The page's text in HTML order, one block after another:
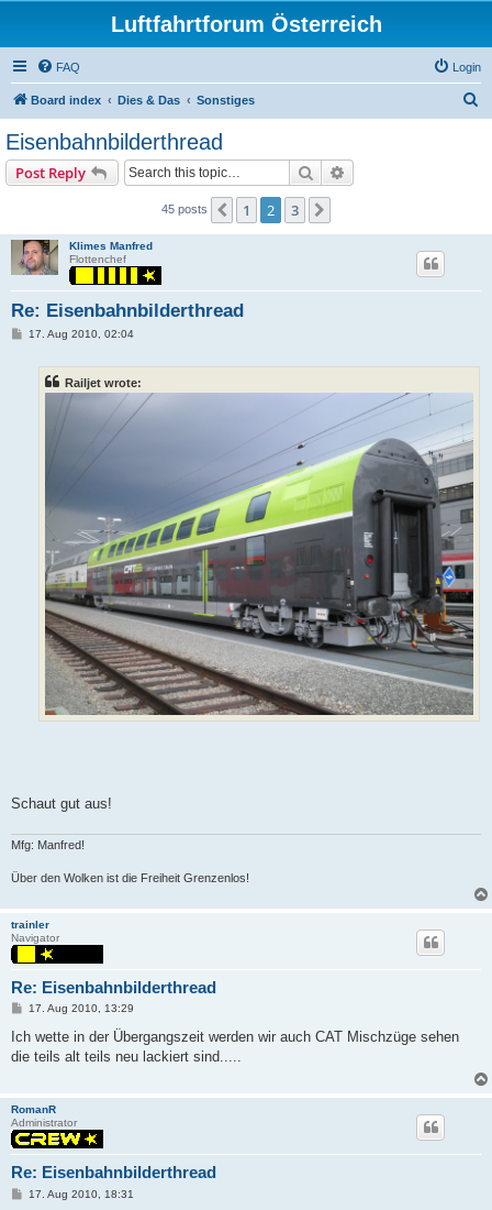
Luftfahrtforum Österreich
FAQ Login
Board index Dies & Das Sonstiges
Eisenbahnbilderthread
Post Reply Search
45 posts Previous
1 2 3
Klimes Manfred
Flottenchef
Re: Eisenbahnbilderthread
P17. Aug 2010, 02:04
Railjet wrote:
Schaut gut aus!
Mfg: Manfred!
Über den Wolken ist die Freiheit Grenzenlos!
trainler
Navigator
Re: Eisenbahnbilderthread
P
s
17. Aug 2010, 13:29
Ich wette in der Übergangszeit werden wir auch CAT Mischzüge sehen
die teils alt teils neu lackiert sind.....
RomanR
Administrator
Re: Eisenbahnbilderthread
P17. Aug 2010, 18:31